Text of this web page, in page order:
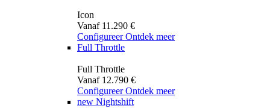
Icon
Vanaf 11.290 €
Configureer Ontdek meer
Full Throttle
Full Throttle
Vanaf 12.790 €
Configureer Ontdek meer
new Nightshift